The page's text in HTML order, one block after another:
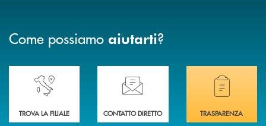
Come possiamo aiutarti?
Accedi all' elenco completo delle nostre&nbsp; filiali .
TROVA LA FILIALE
Ti serve assistenza immediata? Contattaci!
CONTATTO DIRETTO
Hai bisogno di
TRASPARENZA